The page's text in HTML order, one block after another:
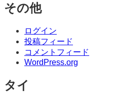
その他
ログイン
投稿フィード
コメントフィード
WordPress.org
タイ